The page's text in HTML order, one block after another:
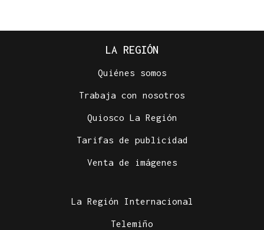
LA REGIÓN
Quiénes somos
Trabaja con nosotros
Quiosco La Región
Tarifas de publicidad
Venta de imágenes
La Región Internacional
Telemiño